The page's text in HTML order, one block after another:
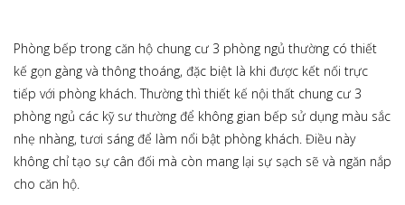
Phòng bếp trong căn hộ chung cư 3 phòng ngủ thường có thiết
kế gọn gàng và thông thoáng, đặc biệt là khi được kết nối trực
tiếp với phòng khách. Thường thì thiết kế nội thất chung cư 3
phòng ngủ các kỹ sư thường để không gian bếp sử dụng màu sắc
nhẹ nhàng, tươi sáng để làm nổi bật phòng khách. Điều này
không chỉ tạo sự cân đối mà còn mang lại sự sạch sẽ và ngăn nắp
cho căn hộ.